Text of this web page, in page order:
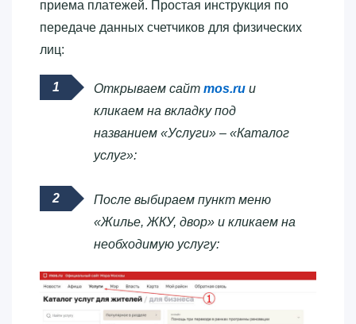
приема платежей. Простая инструкция по
передаче данных счетчиков для физических
лиц:
Открываем сайт mos.ru и
кликаем на вкладку под
названием «Услуги» – «Каталог
услуг»:
После выбираем пункт меню
«Жилье, ЖКУ, двор» и кликаем на
необходимую услугу: